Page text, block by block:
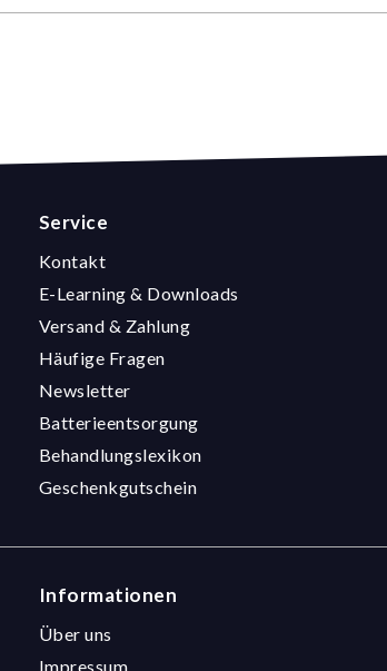
Service
Kontakt
E-Learning & Downloads
Versand & Zahlung
Häufige Fragen
Newsletter
Batterieentsorgung
Behandlungslexikon
Geschenkgutschein
Informationen
Über uns
Impressum